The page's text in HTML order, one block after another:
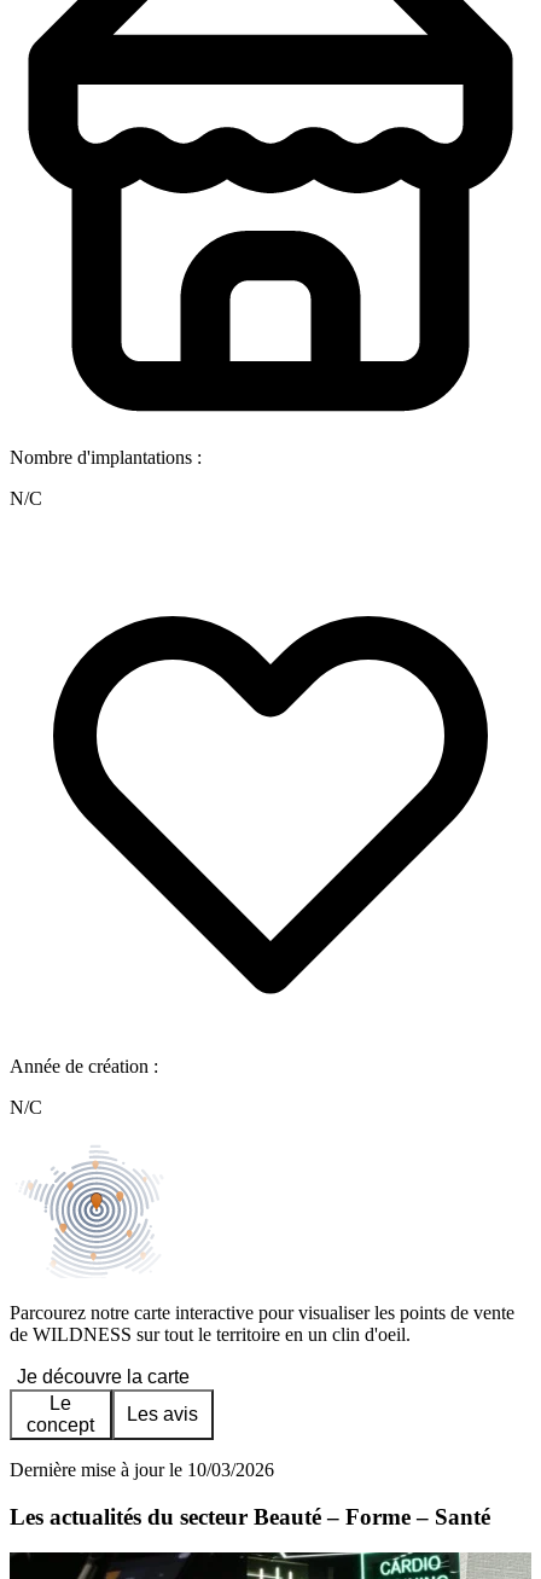
Nombre d'implantations :
N/C
Année de création :
N/C
Parcourez notre carte interactive pour visualiser les points de vente
de WILDNESS sur tout le territoire en un clin d'oeil.
Je découvre la carte
Le
concept
Les avis
Dernière mise à jour le 10/03/2026
Les actualités du secteur Beauté – Forme – Santé